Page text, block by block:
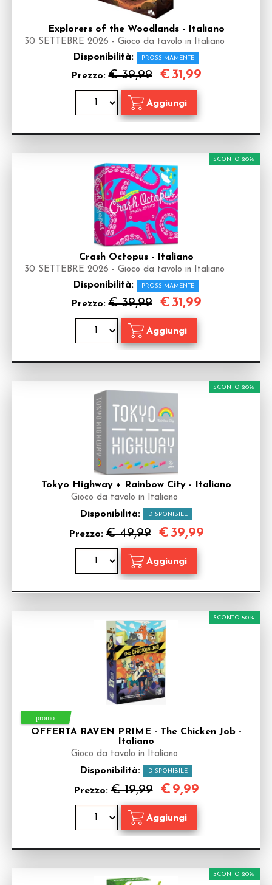
Explorers of the Woodlands - Italiano
30 SETTEBRE 2026 - Gioco da tavolo in Italiano
Disponibilità: PROSSIMAMENTE
Prezzo:€ 39,99 € 31,99
Crash Octopus - Italiano
30 SETTEBRE 2026 - Gioco da tavolo in Italiano
Disponibilità: PROSSIMAMENTE
Prezzo:€ 39,99
SCONTO 20%
€ 31,99
Tokyo Highway + Rainbow City - Italiano
Gioco da tavolo in Italiano
Disponibilità: DISPONIBILE
Prezzo:€ 49,99
SCONTO 20%
€ 39,99
OFFERTA RAVEN PRIME - The Chicken Job -
Italiano
Gioco da tavolo in Italiano
Disponibilità: DISPONIBILE
Prezzo:€ 19,99
SCONTO 50%
€ 9,99
SCONTO 20%